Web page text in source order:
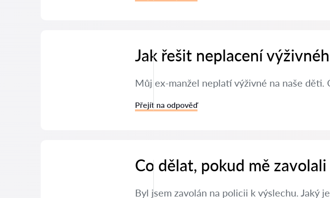
Jak řešit neplacení
Můj ex-manžel neplatí výživné na naše děti.
Přejít na odpověď
Co dělat, pokud mě
Byl jsem zavolán na policii k výslechu. Jaký